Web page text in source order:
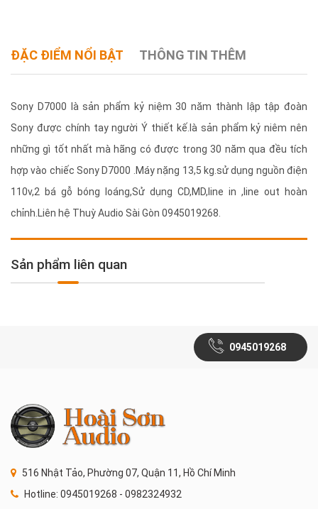
ĐẶC ĐIỂM NỔI BẬT THÔNG TIN THÊM
Sony D7000 là sản phẩm kỷ niệm 30 năm thành lập tập đoàn
Sony được chính tay người Ý thiết kế.là sản phẩm kỷ niêm nên
những gì tốt nhất mà hãng có được trong 30 năm qua đều tích
hợp vào chiếc Sony D7000 .Máy nặng 13,5 kg.sử dụng nguồn điện
110v,2 bá gỗ bóng loáng,Sử dụng CD,MD,line in ,line out hoàn
chỉnh.Liên hệ Thuỳ Audio Sài Gòn 0945019268.
Sản phẩm liên quan
0945019268
516 Nhật Tảo, Phường 07, Quận 11, Hồ Chí Minh
Hotline: 0945019268 - 0982324932